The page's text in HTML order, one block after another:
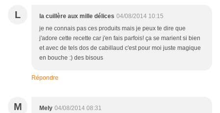
L la cuillère aux mille délices 04/08/2014 10:15
je ne connais pas ces produits mais je peux te dire que
j'adore cette recette car j'en fais parfois! ça se marient si bien
et avec de tels dos de cabillaud c'est pour moi juste magique
en bouche :) des bisous
Répondre
M Mely 04/08/2014 08:31